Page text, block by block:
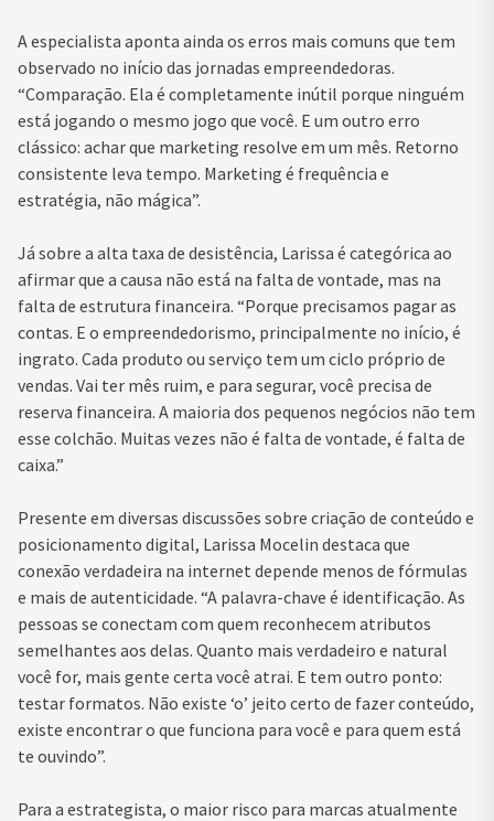
A especialista aponta ainda os erros mais comuns que tem
observado no início das jornadas empreendedoras.
“Comparação. Ela é completamente inútil porque ninguém
está jogando o mesmo jogo que você. E um outro erro
clássico: achar que marketing resolve em um mês. Retorno
consistente leva tempo. Marketing é frequência e
estratégia, não mágica”.
Já sobre a alta taxa de desistência, Larissa é categórica ao
afirmar que a causa não está na falta de vontade, mas na
falta de estrutura financeira. “Porque precisamos pagar as
contas. E o empreendedorismo, principalmente no início, é
ingrato. Cada produto ou serviço tem um ciclo próprio de
vendas. Vai ter mês ruim, e para segurar, você precisa de
reserva financeira. A maioria dos pequenos negócios não tem
esse colchão. Muitas vezes não é falta de vontade, é falta de
caixa.”
Presente em diversas discussões sobre criação de conteúdo e
posicionamento digital, Larissa Mocelin destaca que
conexão verdadeira na internet depende menos de fórmulas
e mais de autenticidade. “A palavra-chave é identificação. As
pessoas se conectam com quem reconhecem atributos
semelhantes aos delas. Quanto mais verdadeiro e natural
você for, mais gente certa você atrai. E tem outro ponto:
testar formatos. Não existe ‘o’ jeito certo de fazer conteúdo,
existe encontrar o que funciona para você e para quem está
te ouvindo”.
Para a estrategista, o maior risco para marcas atualmente